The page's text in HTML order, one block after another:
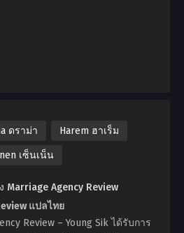
ดราม่า Harem ฮาเร็ม
เซ็นเน็น
Marriage Agency Review
แปลไทย
Review – Young Sik ได้รับการ